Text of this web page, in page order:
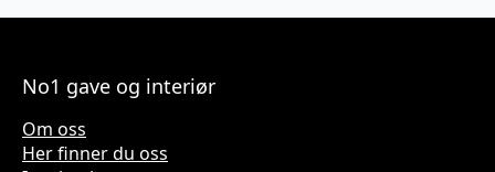
No1 gave og interiør
Om oss
Her finner du oss